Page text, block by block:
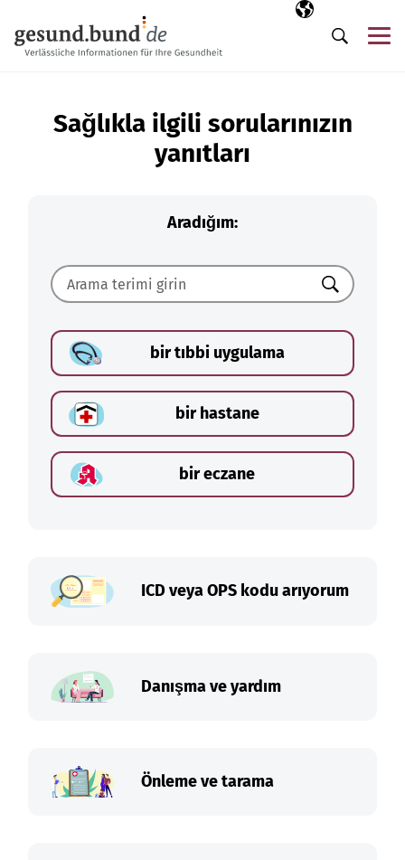
Seçili dil
TR
Arama
Sağlıkla ilgili sorularınızın
yanıtları
Aradığım:
Ara
bir tıbbi uygulama
bir hastane
bir eczane
ICD veya OPS kodu arıyorum
Danışma ve yardım
Önleme ve tarama